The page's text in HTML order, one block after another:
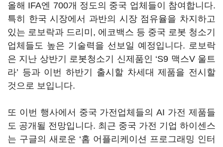
올해 IFA엔 700개 정도의 중국 업체들이 참여합니다.
특히 한국 시장에서 과반의 시장 점유율을 차지하고
있는 로보락과 드리미, 에코백스 등 중국 로봇 청소기
업체들도 높은 기술력을 선보일 예정입니다. 로보락
은 지난 상반기 로봇청소기 신제품인 ‘S9 맥스V 울트
라’ 등과 이번 하반기 출시할 차세대 제품을 전시할
것으로 보입니다.
또 이번 행사에서 중국 가전업체들의 AI 가전 제품들
도 공개될 전망입니다. 최근 중국 가전 기업 하이센스
는 구글의 새로운 ‘홈 어플리케이션 프로그래밍 인터